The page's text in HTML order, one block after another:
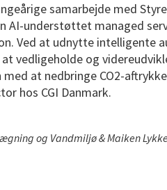
samarbejde med
AI-understøttet managed
Ved at udnytte intelligente
vedligeholde og
at nedbringe CO2-
hos CGI Danmark.
og Vandmiljø & Maiken